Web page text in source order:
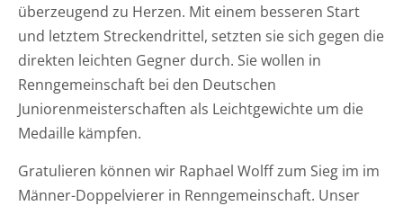
überzeugend zu Herzen. Mit einem besseren Start
und letztem Streckendrittel, setzten sie sich gegen die
direkten leichten Gegner durch. Sie wollen in
Renngemeinschaft bei den Deutschen
Juniorenmeisterschaften als Leichtgewichte um die
Medaille kämpfen.
Gratulieren können wir Raphael Wolff zum Sieg im im
Männer-Doppelvierer in Renngemeinschaft. Unser